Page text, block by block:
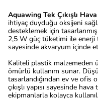
Aquawing Tek Çıkışlı
ihtiyaç duyduğu oksijeni
desteklemek için
2,5 W güç tüketimi ile enerji
sayesinde akvaryum içinde
Kaliteli plastik malzemeden
ömürlü kullanım sunar.
tasarlandığından ev ve ofis
çıkışlı yapısı sayesinde
ekipmanlarla kolayca